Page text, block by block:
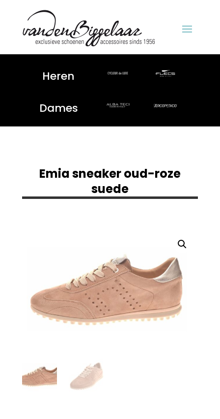
Heren
Dames
Emia sneaker oud-roze
suede